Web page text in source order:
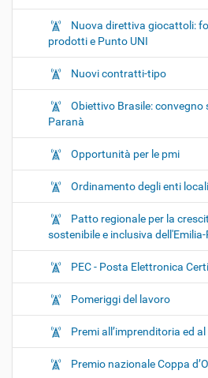
Nuova direttiva giocattoli:
prodotti e Punto UNI
Nuovi contratti-tipo
Obiettivo Brasile: convegno
Paranà
Opportunità per le pmi
Ordinamento degli enti locali
Patto regionale per la
sostenibile e inclusiva
PEC - Posta Elettronica
Pomeriggi del lavoro
Premi all’imprenditoria ed
Premio nazionale Coppa